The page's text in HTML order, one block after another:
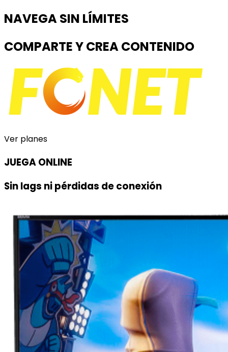
NAVEGA SIN LÍMITES
COMPARTE Y CREA CONTENIDO
Ver planes
JUEGA ONLINE
Sin lags ni pérdidas de conexión